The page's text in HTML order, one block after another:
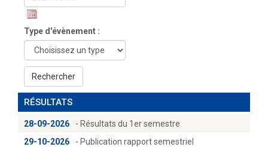
Type d'évènement :
Rechercher
RÉSULTATS
28-09-2026
- Résultats du 1er semestre
29-10-2026
- Publication rapport semestriel